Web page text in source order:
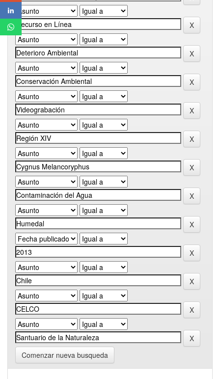
Comenzar nueva busqueda